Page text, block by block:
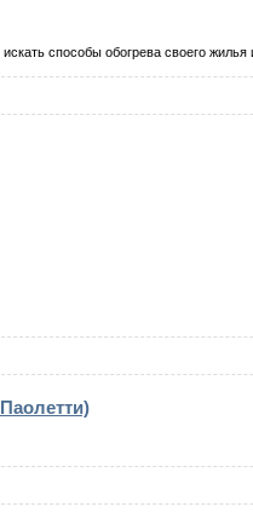
способы обогрева своего